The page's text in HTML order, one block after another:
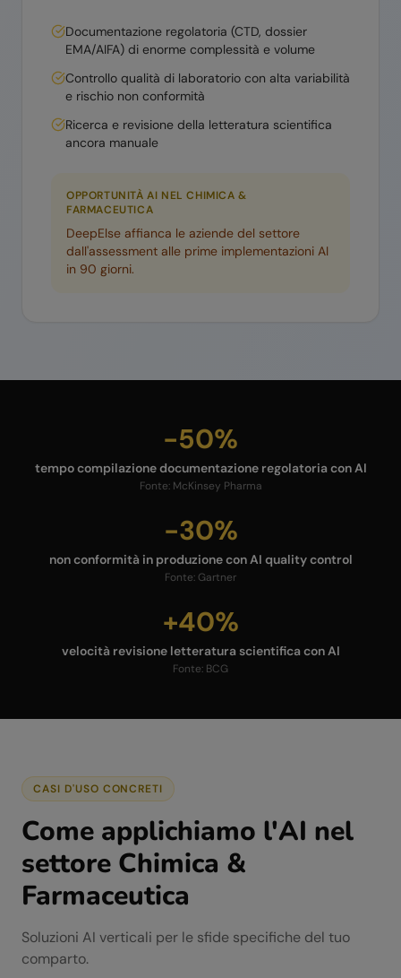
Documentazione regolatoria (CTD, dossier
EMA/AIFA) di enorme complessità e volume
Controllo qualità di laboratorio con alta variabilità
e rischio non conformità
Ricerca e revisione della letteratura scientifica
ancora manuale
OPPORTUNITÀ AI NELCHIMICA &
FARMACEUTICA
DeepElse affianca le aziende del settore
dall'assessment alle prime implementazioni AI
in 90 giorni.
-50%
tempo compilazione documentazione regolatoria con AI
Fonte: McKinsey Pharma
-30%
non conformità in produzione con AI quality control
Fonte: Gartner
+40%
velocità revisione letteratura scientifica con AI
Fonte: BCG
CASI D'USO CONCRETI
Come applichiamo l'AI nel
settore Chimica &
Farmaceutica
Soluzioni AI verticali per le sfide specifiche del tuo
comparto.